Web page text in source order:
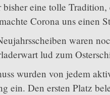
bisher eine tolle
Corona uns einen
waren
lud zum
wurden von jedem
ein. Den ersten Platz